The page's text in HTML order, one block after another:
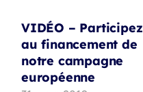
VIDÉO – Participez
au financement de
notre campagne
européenne